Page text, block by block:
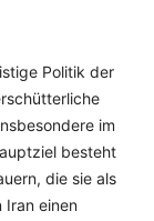
Politik der
im
besteht
die sie als
einen